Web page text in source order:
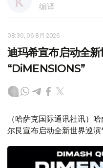
编译
08:30, 06 8月 2026
迪玛希宣布启动全
“DiMENSIONS”
（哈萨克国际通讯社讯）
尔艮宣布启动全新世界巡演